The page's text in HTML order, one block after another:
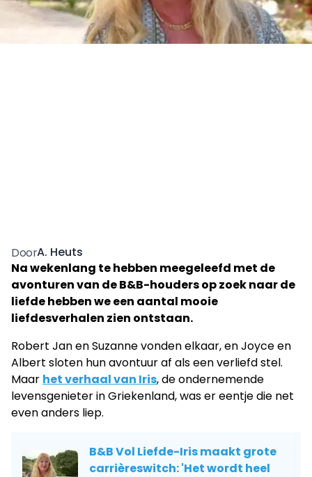
DoorA. Heuts
Na wekenlang te hebben meegeleefd met de
avonturen van de B&B-houders op zoek naar de
liefde hebben we een aantal mooie
liefdesverhalen zien ontstaan.
Robert Jan en Suzanne vonden elkaar, en Joyce en
Albert sloten hun avontuur af als een verliefd stel.
Maar het verhaal van Iris, de ondernemende
levensgenieter in Griekenland, was er eentje die net
even anders liep.
B&B Vol Liefde-Iris maakt grote
carrièreswitch: 'Het wordt heel